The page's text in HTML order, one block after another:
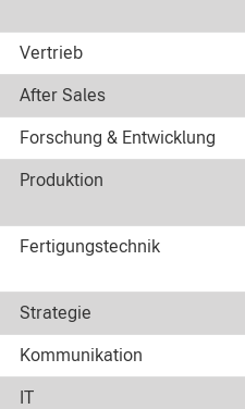
Vertrieb
After Sales
Forschung & Entwicklung
Produktion
Fertigungstechnik
Strategie
Kommunikation
IT